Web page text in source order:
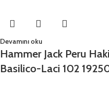
Devamını oku
Hammer Jack Peru
Basilico-Laci 102